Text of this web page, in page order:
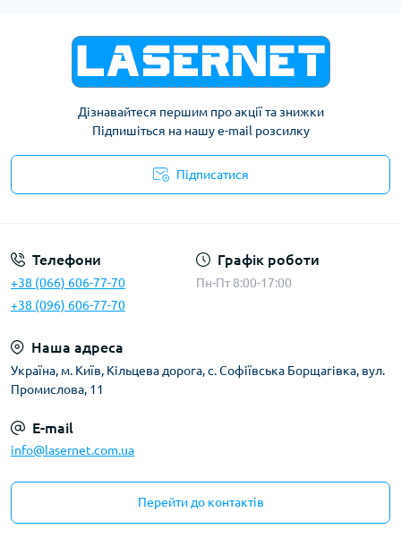
Дізнавайтеся першим про акції та знижки
Підпишіться на нашу e-mail розсилку
Підписатися
Телефони
+38 (066) 606-77-70
+38 (096) 606-77-70
Графік роботи
Пн-Пт 8:00-17:00
Наша адреса
Українa, м. Київ, Кільцева дорога, с. Софіївська Борщагівка, вул.
Промислова, 11
E-mail
info@lasernet.com.ua
Перейти до контактів